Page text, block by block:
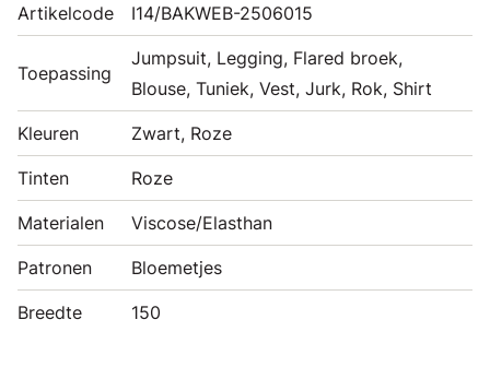
Artikelcode I14/BAKWEB-2506015
Toepassing
Jumpsuit, Legging, Flared broek,
Blouse, Tuniek, Vest, Jurk, Rok, Shirt
Kleuren Zwart, Roze
Tinten Roze
Materialen Viscose/Elasthan
Patronen Bloemetjes
Breedte 150